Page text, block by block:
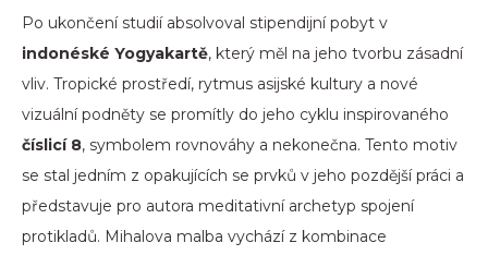
Po ukončení studií absolvoval stipendijní pobyt v
indonéské Yogyakartě, který měl na jeho tvorbu zásadní
vliv. Tropické prostředí, rytmus asijské kultury a nové
vizuální podněty se promítly do jeho cyklu inspirovaného
číslicí 8, symbolem rovnováhy a nekonečna. Tento motiv
se stal jedním z opakujících se prvků v jeho pozdější práci a
představuje pro autora meditativní archetyp spojení
protikladů. Mihalova malba vychází z kombinace